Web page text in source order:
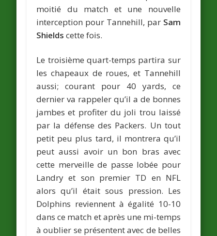
moitié du match et une nouvelle
interception pour Tannehill, par Sam
Shields cette fois.
Le troisième quart-temps partira sur
les chapeaux de roues, et Tannehill
aussi; courant pour 40 yards, ce
dernier va rappeler qu’il a de bonnes
jambes et profiter du joli trou laissé
par la défense des Packers. Un tout
petit peu plus tard, il montrera qu’il
peut aussi avoir un bon bras avec
cette merveille de passe lobée pour
Landry et son premier TD en NFL
alors qu’il était sous pression. Les
Dolphins reviennent à égalité 10-10
dans ce match et après une mi-temps
à oublier se présentent avec de belles